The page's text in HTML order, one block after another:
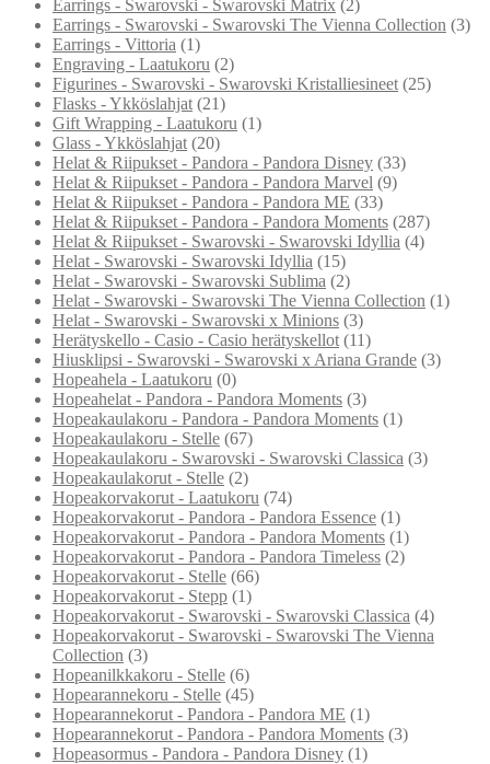
Earrings - Swarovski - Swarovski Matrix (2)
Earrings - Swarovski - Swarovski The Vienna Collection (3)
Earrings - Vittoria (1)
Engraving - Laatukoru (2)
Figurines - Swarovski - Swarovski Kristalliesineet (25)
Flasks - Ykköslahjat (21)
Gift Wrapping - Laatukoru (1)
Glass - Ykköslahjat (20)
Helat & Riipukset - Pandora - Pandora Disney (33)
Helat & Riipukset - Pandora - Pandora Marvel (9)
Helat & Riipukset - Pandora - Pandora ME (33)
Helat & Riipukset - Pandora - Pandora Moments (287)
Helat & Riipukset - Swarovski - Swarovski Idyllia (4)
Helat - Swarovski - Swarovski Idyllia (15)
Helat - Swarovski - Swarovski Sublima (2)
Helat - Swarovski - Swarovski The Vienna Collection (1)
Helat - Swarovski - Swarovski x Minions (3)
Herätyskello - Casio - Casio herätyskellot (11)
Hiusklipsi - Swarovski - Swarovski x Ariana Grande (3)
Hopeahela - Laatukoru (0)
Hopeahelat - Pandora - Pandora Moments (3)
Hopeakaulakoru - Pandora - Pandora Moments (1)
Hopeakaulakoru - Stelle (67)
Hopeakaulakoru - Swarovski - Swarovski Classica (3)
Hopeakaulakorut - Stelle (2)
Hopeakorvakorut - Laatukoru (74)
Hopeakorvakorut - Pandora - Pandora Essence (1)
Hopeakorvakorut - Pandora - Pandora Moments (1)
Hopeakorvakorut - Pandora - Pandora Timeless (2)
Hopeakorvakorut - Stelle (66)
Hopeakorvakorut - Stepp (1)
Hopeakorvakorut - Swarovski - Swarovski Classica (4)
Hopeakorvakorut - Swarovski - Swarovski The Vienna
Collection (3)
Hopeanilkkakoru - Stelle (6)
Hopearannekoru - Stelle (45)
Hopearannekorut - Pandora - Pandora ME (1)
Hopearannekorut - Pandora - Pandora Moments (3)
Hopeasormus - Pandora - Pandora Disney (1)